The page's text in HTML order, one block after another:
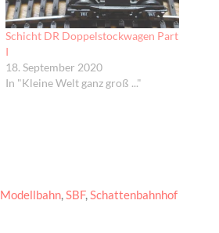
Schicht DR Doppelstockwagen Part
I
18. September 2020
In "Kleine Welt ganz groß ..."
Modellbahn,SBF,Schattenbahnhof